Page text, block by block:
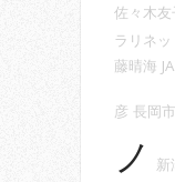
佐々木友
ラリネッ
藤晴海
彦 長岡
ノ
新